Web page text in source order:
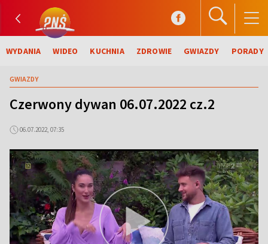
WYDANIA WIDEO KUCHNIA ZDROWIE GWIAZDY PORADY
GWIAZDY
Czerwony dywan 06.07.2022 cz.2
06.07.2022, 07:35